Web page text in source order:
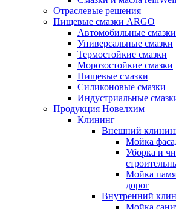
Отраслевые решения
Пищевые смазки ARGO
Автомобильные смазки
Универсальные смазки
Термостойкие смазки
Морозостойкие смазки
Пищевые смазки
Силиконовые смазки
Индустриальные
Продукция Новелхим
Клининг
Внешний
Мойка
Уборка и
Мойка
дорог
Внутренний
Мойка